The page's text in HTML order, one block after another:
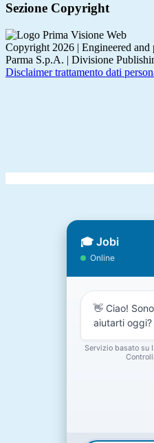
Sezione Copyright
Copyright 2026 | Engineered
Parma S.p.A. | Divisione
Disclaimer trattamento dati